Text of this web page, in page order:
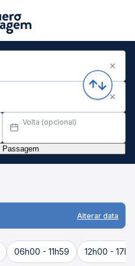
Volta (opcional)
Passagem
Alterar data
06h00 - 11h59 12h00 -